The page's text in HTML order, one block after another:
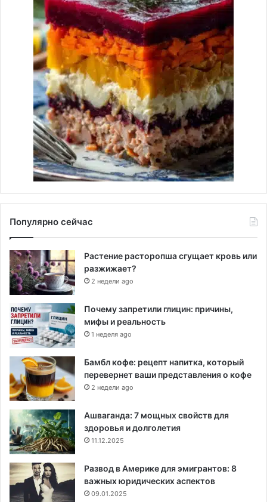
Популярно сейчас
Растение расторопша сгущает кровь или
разжижает?
2 недели ago
Почему запретили глицин: причины,
мифы и реальность
1 неделя ago
Бамбл кофе: рецепт напитка, который
перевернет ваши представления о кофе
2 недели ago
Ашваганда: 7 мощных свойств для
здоровья и долголетия
11.12.2025
Развод в Америке для эмигрантов: 8
важных юридических аспектов
09.01.2025